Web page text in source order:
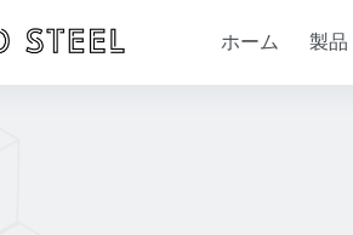
ホーム 製品